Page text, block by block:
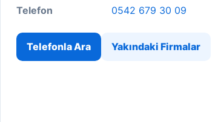
Telefon
0542 679 30 09
Telefonla Ara Yakındaki Firmalar